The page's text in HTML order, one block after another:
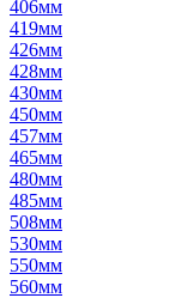
406мм
419мм
426мм
428мм
430мм
450мм
457мм
465мм
480мм
485мм
508мм
530мм
550мм
560мм